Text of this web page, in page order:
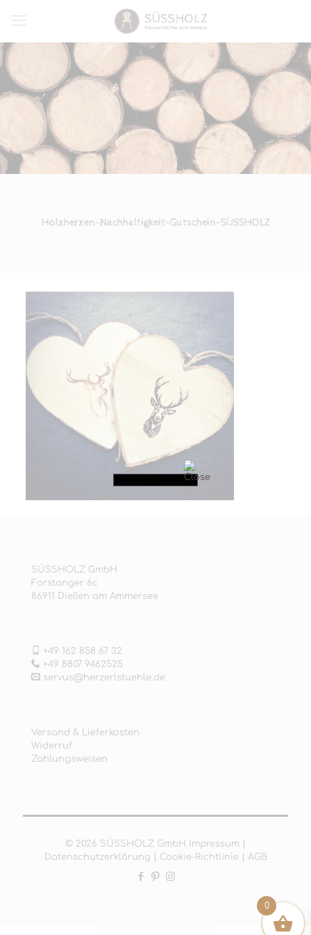
Holzherzen-Nachhaltigkeit-Gutschein-SÜSSHOLZ
SÜSSHOLZ GmbH
Forstanger 6c
86911 Dießen am Ammersee
+49 162 858 67 32
+49 8807 9462525
servus@herzerlstuehle.de
Versand & Lieferkosten
Widerruf
Zahlungsweisen
© 2026 SÜSSHOLZ GmbH Impressum
Datenschutzerklärung
Cookie-Richtlinie AGB
0